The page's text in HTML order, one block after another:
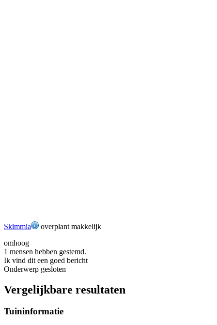
Skimmia
overplant makkelijk
omhoog
1 mensen hebben gestemd.
Ik vind dit een goed bericht
Onderwerp gesloten
Vergelijkbare resultaten
Tuininformatie